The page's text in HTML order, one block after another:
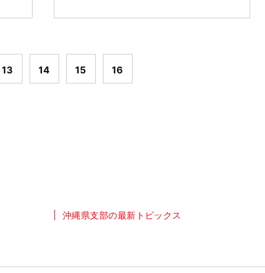
13 14 15 16
沖縄県支部の最新トピックス